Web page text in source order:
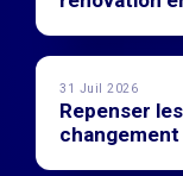
31 Juil 2026
Repenser